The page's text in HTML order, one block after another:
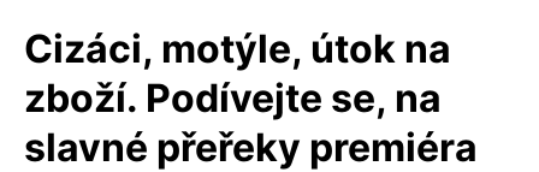
Cizáci, motýle, útok na
zboží. Podívejte se, na
slavné přeřeky premiéra